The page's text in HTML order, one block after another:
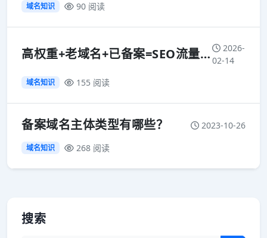
域名知识 90 阅读
高权重+老域名+已备案=SEO流量密码？揭秘2026年站群新玩法
2026-
02-14
域名知识 155 阅读
备案域名主体类型有哪些？ 2023-10-26
域名知识 268 阅读
搜索